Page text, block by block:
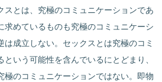
スとは、究極のコミュニケーションであ
求めているものも究極のコミュニケーシ
は成立しない。セックスとは究極のコミ
という可能性を含んでいるにとどまり、
極のコミュニケーションではない。即物